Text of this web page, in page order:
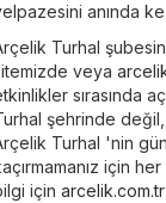
anında
Turhal
veya
sırasında
şehrinde
Turhal 'nin
için
için arcelik.com.tr